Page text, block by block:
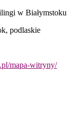
w Białymstoku
, podlaskie
mapa-witryny/